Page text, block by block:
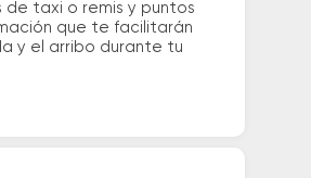
de taxi o remis y puntos
que te facilitarán
y el arribo durante tu